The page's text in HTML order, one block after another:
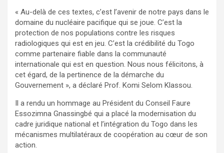
« Au-delà de ces textes, c’est l’avenir de notre pays dans le
domaine du nucléaire pacifique qui se joue. C’est la
protection de nos populations contre les risques
radiologiques qui est en jeu. C’est la crédibilité du Togo
comme partenaire fiable dans la communauté
internationale qui est en question. Nous nous félicitons, à
cet égard, de la pertinence de la démarche du
Gouvernement », a déclaré Prof. Komi Selom Klassou.
Il a rendu un hommage au Président du Conseil Faure
Essozimna Gnassingbé qui a placé la modernisation du
cadre juridique national et l’intégration du Togo dans les
mécanismes multilatéraux de coopération au cœur de son
action.